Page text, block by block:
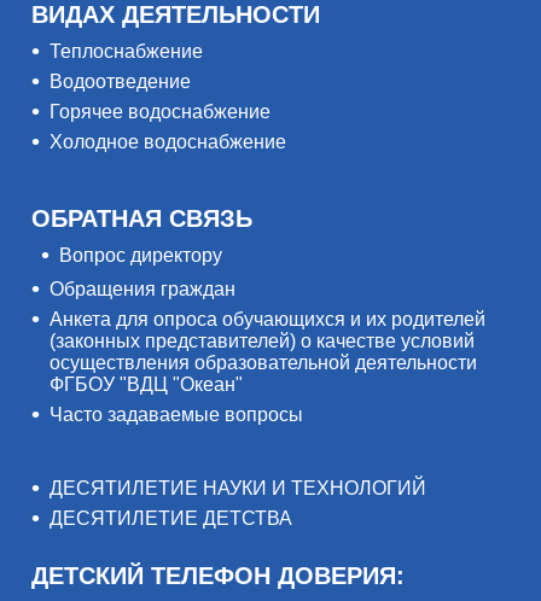
ВИДАХ ДЕЯТЕЛЬНОСТИ
Теплоснабжение
Водоотведение
Горячее водоснабжение
Холодное водоснабжение
ОБРАТНАЯ СВЯЗЬ
Вопрос директору
Обращения граждан
Анкета для опроса обучающихся и их родителей
(законных представителей) о качестве условий
осуществления образовательной деятельности
ФГБОУ "ВДЦ "Океан"
Часто задаваемые вопросы
ДЕСЯТИЛЕТИЕ НАУКИ И ТЕХНОЛОГИЙ
ДЕСЯТИЛЕТИЕ ДЕТСТВА
ДЕТСКИЙ ТЕЛЕФОН ДОВЕРИЯ: